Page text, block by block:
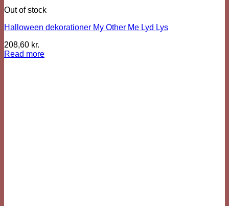
Out of stock
Halloween dekorationer My Other Me Lyd Lys
208,60 kr.
Read more